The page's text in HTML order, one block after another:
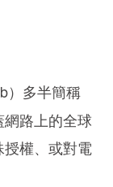
）多半簡稱
網路上的全球
權、或對電